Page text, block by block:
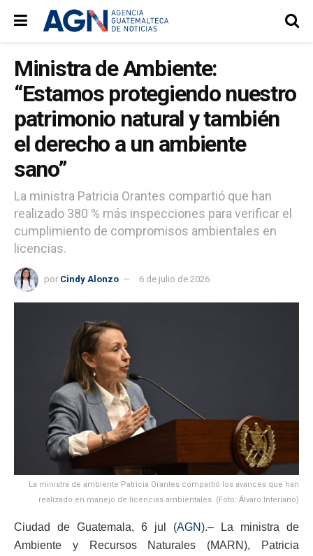
Ministra de Ambiente:
“Estamos protegiendo nuestro
patrimonio natural y también
el derecho a un ambiente
sano”
La ministra Patricia Orantes compartió que han
realizado 380 % más inspecciones para verificar el
cumplimiento de compromisos ambientales en
licencias.
por Cindy Alonzo 6 de julio de 2026
La ministra de ambiente Patricia Orantes compartió los avances que han
realizado en manejo de licencias ambientales. (Foto: Álvaro Interiano)
Ciudad de Guatemala, 6 jul (AGN).– La ministra de
Ambiente y Recursos Naturales (MARN), Patricia